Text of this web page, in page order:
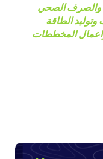
والصرف الصحي
الطاقة
واعمال المخططات